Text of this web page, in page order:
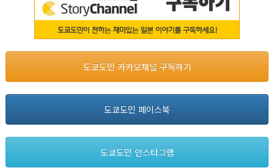
도쿄도민 카카오채널 구독하기
도쿄도민 페이스북
도쿄도민 인스타그램